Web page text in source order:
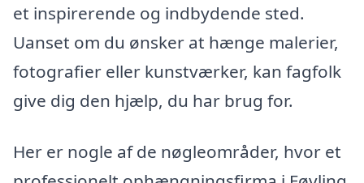
et inspirerende og indbydende sted.
Uanset om du ønsker at hænge malerier,
fotografier eller kunstværker, kan fagfolk
give dig den hjælp, du har brug for.
Her er nogle af de nøgleområder, hvor et